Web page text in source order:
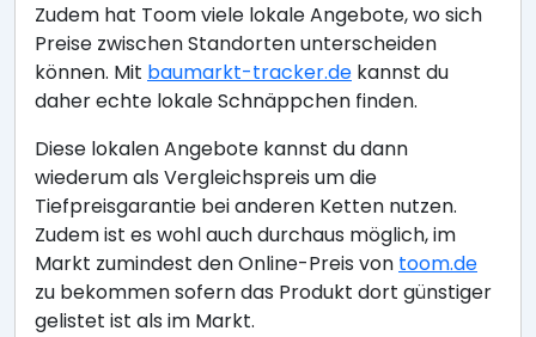
Zudem hat Toom viele lokale Angebote, wo sich
Preise zwischen Standorten unterscheiden
können. Mit baumarkt-tracker.de kannst du
daher echte lokale Schnäppchen finden.
Diese lokalen Angebote kannst du dann
wiederum als Vergleichspreis um die
Tiefpreisgarantie bei anderen Ketten nutzen.
Zudem ist es wohl auch durchaus möglich, im
Markt zumindest den Online-Preis von toom.de
zu bekommen sofern das Produkt dort günstiger
gelistet ist als im Markt.